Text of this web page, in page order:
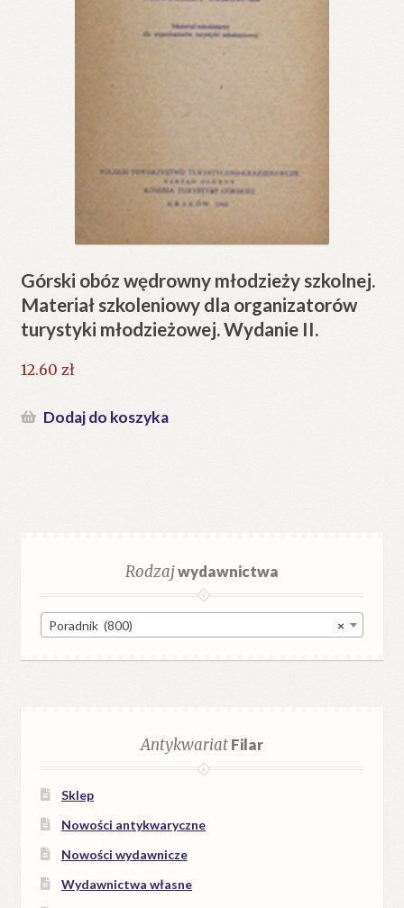
Górski obóz wędrowny młodzieży szkolnej.
Materiał szkoleniowy dla organizatorów
turystyki młodzieżowej. Wydanie II.
12.60 zł
Dodaj do koszyka
Rodzajwydawnictwa
×
Poradnik (800)
AntykwariatFilar
Sklep
Nowości antykwaryczne
Nowości wydawnicze
Wydawnictwa własne